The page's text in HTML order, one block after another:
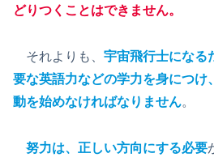
どりつくことはできません。
それよりも、 宇宙飛行士になる
要な英語力などの学力を身につけ
動を始めなければなりません。
努力は、正しい方向にする必要